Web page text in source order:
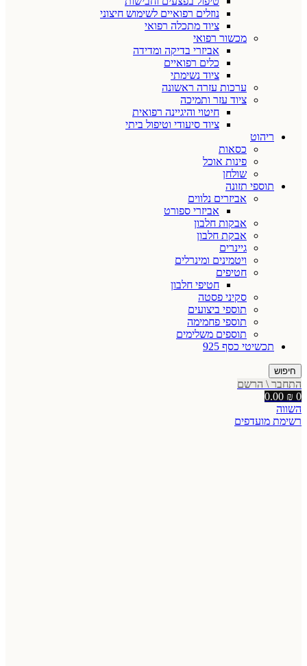
נוזלים רפואיים לשימוש חיצוני
ציוד מתכלה רפואי
מכשור רפואי
אביזרי בדיקה ומדידה
כלים רפואיים
ציוד נשימתי
ערכות עזרה ראשונה
ציוד עזר ותמיכה
חיטוי והיגיינה רפואית
ציוד סיעודי וטיפול ביתי
ריהוט
כסאות
פינות אוכל
שולחן
תוספי תזונה
אביזרים נלווים
אביזרי ספורט
אבקות חלבון
אבקת חלבון
גיינרים
ויטמינים ומינרלים
חטיפים
חטיפי חלבון
סקיני פסטה
תוספי ביצועים
תוספי פחמימה
תוספים משלימים
תכשיטי כסף 925
חיפוש
התחבר \ הרשם
0
0.00 ₪
השווה
רשימת מועדפים